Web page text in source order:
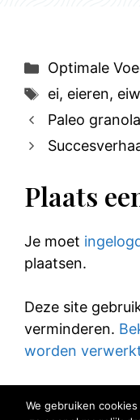
Categorieën
Optimale
Tags
ei, eieren,
Paleo granola
Plaats
Je moet
plaatsen.
Deze site
verminderen.
worden
We gebruiken